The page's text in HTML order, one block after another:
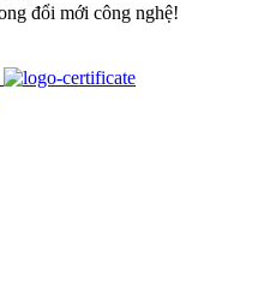
đổi mới công nghệ!